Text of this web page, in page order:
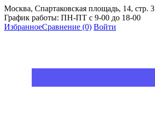
Москва, Спартаковская площадь, 14, стр. 3
График работы: ПН-ПТ с 9-00 до 18-00
ИзбранноеСравнение (0) Войти